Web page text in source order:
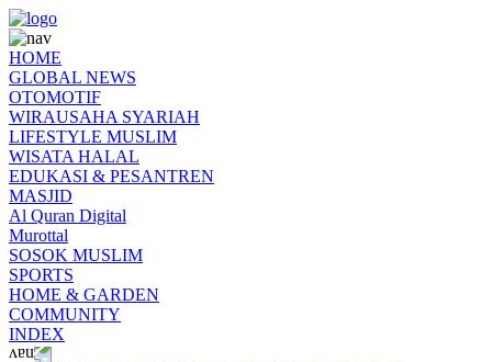
HOME
GLOBAL NEWS
OTOMOTIF
WIRAUSAHA SYARIAH
LIFESTYLE MUSLIM
WISATA HALAL
EDUKASI & PESANTREN
MASJID
Al Quran Digital
Murottal
SOSOK MUSLIM
SPORTS
HOME & GARDEN
COMMUNITY
INDEX